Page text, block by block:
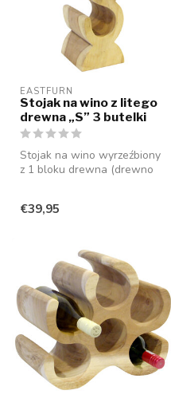
EASTFURN
Stojak na wino z litego
drewna „S” 3 butelki
Stojak na wino wyrzeźbiony
z 1 bloku drewna (drewno
€39,95